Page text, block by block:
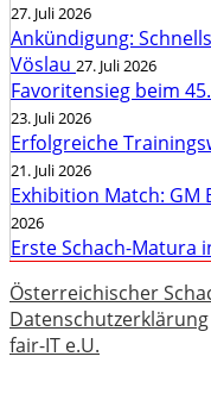
27. Juli 2026
Ankündigung:
Vöslau 27. Juli 2026
Favoritensieg beim
23. Juli 2026
Erfolgreiche
21. Juli 2026
Exhibition Match: GM
2026
Erste Schach-Matura
Österreichischer
Datenschutzerklärung
fair-IT e.U.